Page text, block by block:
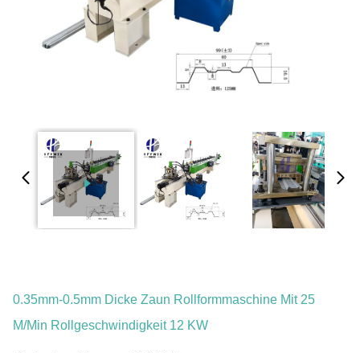
0.35mm-0.5mm Dicke Zaun Rollformmaschine Mit 25
M/Min Rollgeschwindigkeit 12 KW